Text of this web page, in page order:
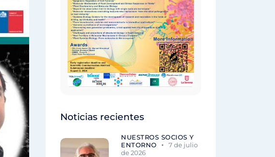
Noticias recientes
NUESTROS SOCIOS Y
ENTORNO
7 de julio
de 2026